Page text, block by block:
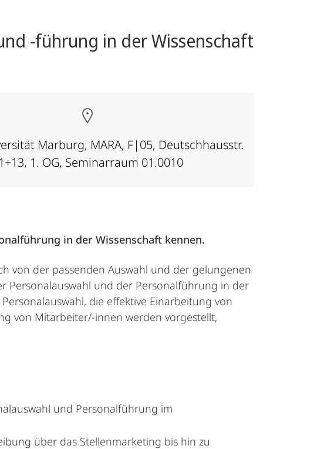
-führung in der Wissenschaft
Marburg, MARA, F|05, Deutschhausstr.
1. OG, Seminarraum 01.0010
in der Wissenschaft kennen.
von der passenden Auswahl und der gelungenen
Personalauswahl und der Personalführung in der
die effektive Einarbeitung von
von Mitarbeiter/-innen werden vorgestellt,
und Personalführung im
über das Stellenmarketing bis hin zu